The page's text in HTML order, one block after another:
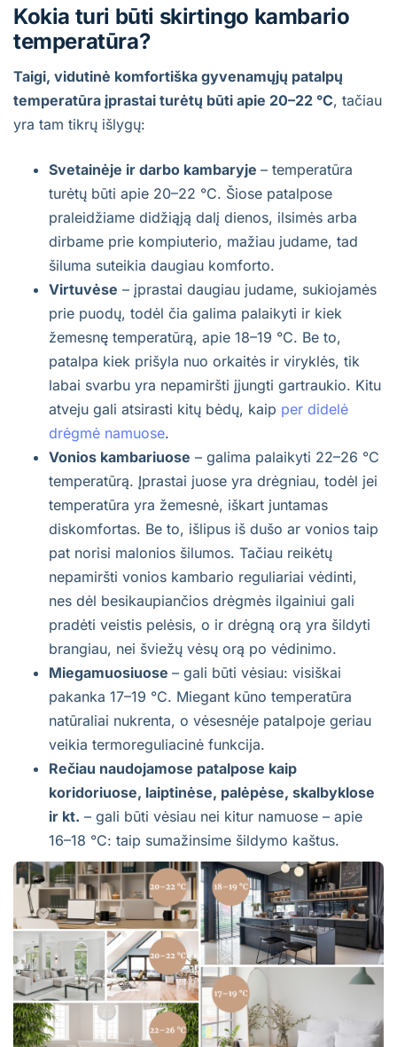
Kokia turi būti skirtingo kambario
temperatūra?
Taigi, vidutinė komfortiška gyvenamųjų patalpų
temperatūra įprastai turėtų būti apie 20–22 °C, tačiau
yra tam tikrų išlygų:
Svetainėje ir darbo kambaryje – temperatūra
turėtų būti apie 20–22 °C. Šiose patalpose
praleidžiame didžiąją dalį dienos, ilsimės arba
dirbame prie kompiuterio, mažiau judame, tad
šiluma suteikia daugiau komforto.
Virtuvėse – įprastai daugiau judame, sukiojamės
prie puodų, todėl čia galima palaikyti ir kiek
žemesnę temperatūrą, apie 18–19 °C. Be to,
patalpa kiek prišyla nuo orkaitės ir viryklės, tik
labai svarbu yra nepamiršti įjungti gartraukio. Kitu
atveju gali atsirasti kitų bėdų, kaip per didelė
drėgmė namuose.
Vonios kambariuose – galima palaikyti 22–26 °C
temperatūrą. Įprastai juose yra drėgniau, todėl jei
temperatūra yra žemesnė, iškart juntamas
diskomfortas. Be to, išlipus iš dušo ar vonios taip
pat norisi malonios šilumos. Tačiau reikėtų
nepamiršti vonios kambario reguliariai vėdinti,
nes dėl besikaupiančios drėgmės ilgainiui gali
pradėti veistis pelėsis, o ir drėgną orą yra šildyti
brangiau, nei šviežų vėsų orą po vėdinimo.
Miegamuosiuose – gali būti vėsiau: visiškai
pakanka 17–19 °C. Miegant kūno temperatūra
natūraliai nukrenta, o vėsesnėje patalpoje geriau
veikia termoreguliacinė funkcija.
Rečiau naudojamose patalpose kaip
koridoriuose, laiptinėse, palėpėse, skalbyklose
ir kt. – gali būti vėsiau nei kitur namuose – apie
16–18 °C: taip sumažinsime šildymo kaštus.